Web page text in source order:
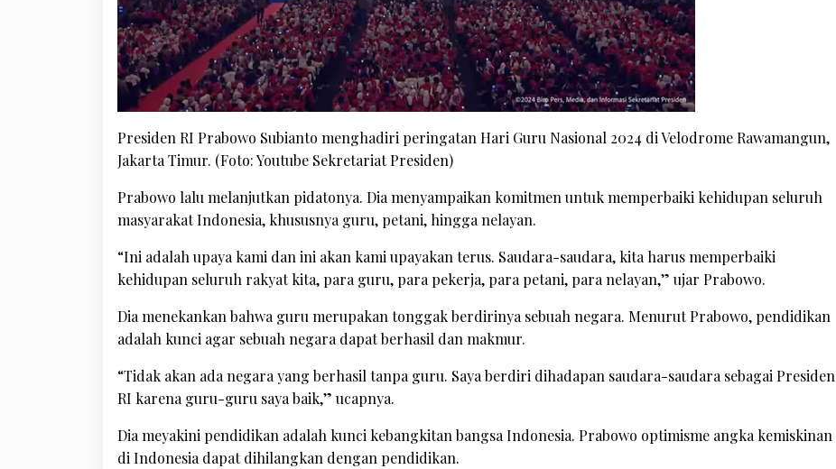
Presiden RI Prabowo Subianto menghadiri peringatan Hari Guru Nasional 2024 di Velodrome Rawamangun,
Jakarta Timur. (Foto: Youtube Sekretariat Presiden)
Prabowo lalu melanjutkan pidatonya. Dia menyampaikan komitmen untuk memperbaiki kehidupan seluruh
masyarakat Indonesia, khususnya guru, petani, hingga nelayan.
“Ini adalah upaya kami dan ini akan kami upayakan terus. Saudara-saudara, kita harus memperbaiki
kehidupan seluruh rakyat kita, para guru, para pekerja, para petani, para nelayan,” ujar Prabowo.
Dia menekankan bahwa guru merupakan tonggak berdirinya sebuah negara. Menurut Prabowo, pendidikan
adalah kunci agar sebuah negara dapat berhasil dan makmur.
“Tidak akan ada negara yang berhasil tanpa guru. Saya berdiri dihadapan saudara-saudara sebagai Presiden
RI karena guru-guru saya baik,” ucapnya.
Dia meyakini pendidikan adalah kunci kebangkitan bangsa Indonesia. Prabowo optimisme angka kemiskinan
di Indonesia dapat dihilangkan dengan pendidikan.